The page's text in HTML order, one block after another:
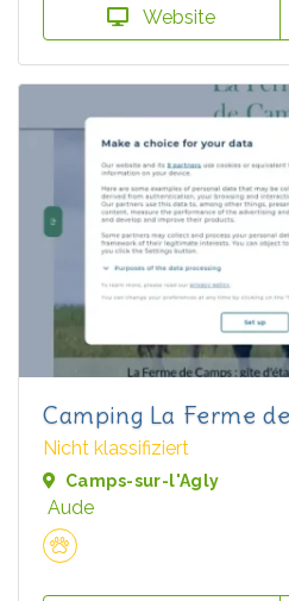
Website
Camping La Ferme
Nicht klassifiziert
Camps-sur-l'Agly
Aude